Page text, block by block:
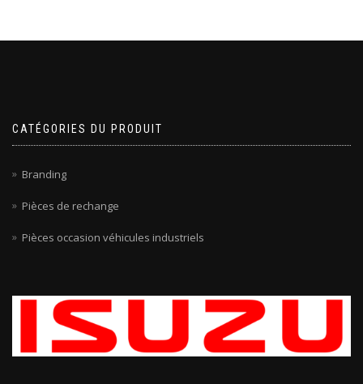
CATÉGORIES DU PRODUIT
Branding
Pièces de rechange
Pièces occasion véhicules industriels